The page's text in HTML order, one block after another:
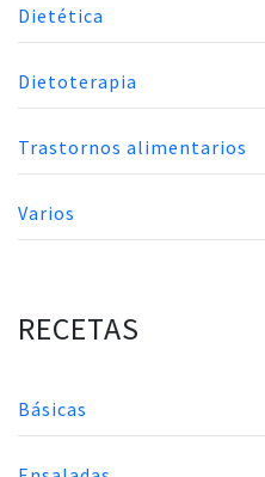
Dietética
Dietoterapia
Trastornos alimentarios
Varios
RECETAS
Básicas